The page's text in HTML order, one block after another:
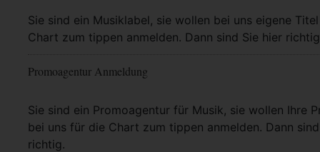
Sie sind ein Musiklabel, sie wollen bei uns eigene
Chart zum tippen anmelden. Dann sind Sie hier
Promoagentur Anmeldung
Sie sind ein Promoagentur für Musik, sie wollen Ihre
bei uns für die Chart zum tippen anmelden. Dann
richtig.
Mehr Info